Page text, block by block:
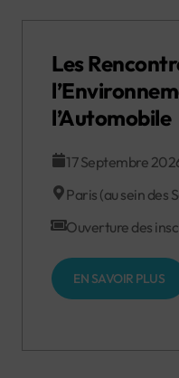
Les
l’Automobile
17 Septembre
Paris (au sein des
Ouverture des
EN SAVOIR PLUS